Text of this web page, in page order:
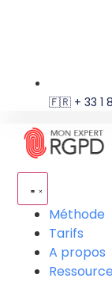
🇫🇷 + 33 1
Méthode
Tarifs
A propos